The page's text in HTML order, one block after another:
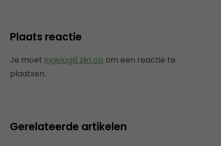
Plaats reactie
Je moet ingelogd zijn op om een reactie te
plaatsen.
Gerelateerde artikelen